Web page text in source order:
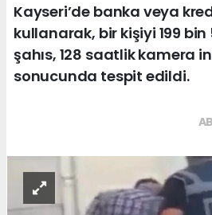
Kayseri’de banka veya
kullanarak, bir kişiyi 199 bin
şahıs, 128 saatlik kamera
sonucunda tespit edildi.